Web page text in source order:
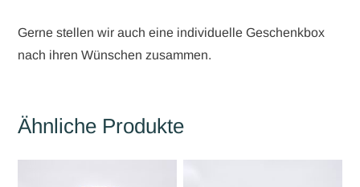
Gerne stellen wir auch eine individuelle Geschenkbox
nach ihren Wünschen zusammen.
Ähnliche Produkte